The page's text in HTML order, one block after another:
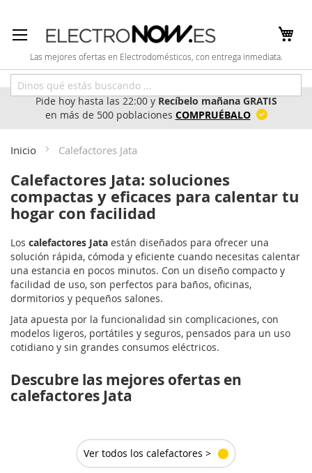
al
contenido
Las mejores ofertas en Electrodomésticos, con entrega inmediata.
Pide hoy hasta las 22:00 yRecíbelo mañana GRATIS
en más de 500 poblaciones COMPRUÉBALO
Inicio Calefactores Jata
Calefactores Jata: soluciones
compactas y eficaces para calentar tu
hogar con facilidad
Los calefactores Jata están diseñados para ofrecer una
solución rápida, cómoda y eficiente cuando necesitas calentar
una estancia en pocos minutos. Con un diseño compacto y
facilidad de uso, son perfectos para baños, oficinas,
dormitorios y pequeños salones.
Jata apuesta por la funcionalidad sin complicaciones, con
modelos ligeros, portátiles y seguros, pensados para un uso
cotidiano y sin grandes consumos eléctricos.
Descubre las mejores ofertas en
calefactores Jata
Ver todos los calefactores >